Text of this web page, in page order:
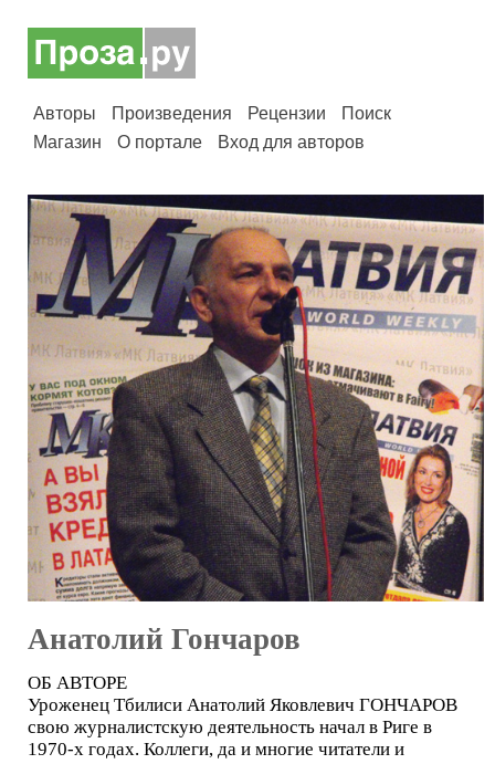
Авторы Произведения Рецензии
Поиск
Магазин
О портале Вход для авторов
Анатолий Гончаров
ОБ АВТОРЕ
Уроженец Тбилиси Анатолий Яковлевич ГОНЧАРОВ
свою журналистскую деятельность начал в Риге в
1970-х годах. Коллеги, да и многие читатели и